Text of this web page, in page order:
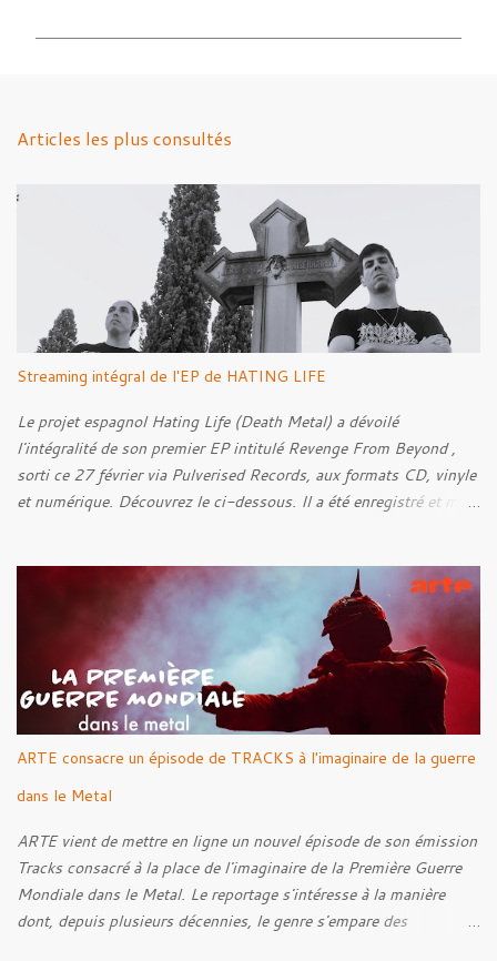
Articles les plus consultés
Streaming intégral de l'EP de HATING LIFE
Le projet espagnol Hating Life (Death Metal) a dévoilé
l'intégralité de son premier EP intitulé Revenge From Beyond ,
sorti ce 27 février via Pulverised Records, aux formats CD, vinyle
et numérique. Découvrez le ci-dessous. Il a été enregistré et mixé
Rebellion Against The Vile 05. Revenge From Beyond 06. The
Sense Of Fear
ARTE consacre un épisode de TRACKS à l'imaginaire de la guerre
dans le Metal
ARTE vient de mettre en ligne un nouvel épisode de son émission
Tracks consacré à la place de l'imaginaire de la Première Guerre
Mondiale dans le Metal. Le reportage s'intéresse à la manière
dont, depuis plusieurs décennies, le genre s'empare des